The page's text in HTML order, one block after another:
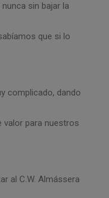
sin bajar la
que si lo
complicado, dando
valor para nuestros
al C.W. Almássera